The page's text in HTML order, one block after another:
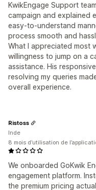
KwikEngage Support
campaign and explained
easy-to-understand
process smooth and
What I appreciated most
willingness to jump on a
assistance. His
resolving my queries
overall experience.
We onboarded GoKwik
engagement platform.
the premium pricing
Ristoss
Inde
8 mois d’utilisation de